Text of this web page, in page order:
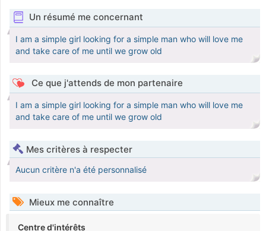
Un résumé me concernant
I am a simple girl looking for a simple man who will love me
and take care of me until we grow old
Ce que j'attends de mon partenaire
I am a simple girl looking for a simple man who will love me
and take care of me until we grow old
Mes critères à respecter
Aucun critère n'a été personnalisé
Mieux me connaître
Centre d'intérêts